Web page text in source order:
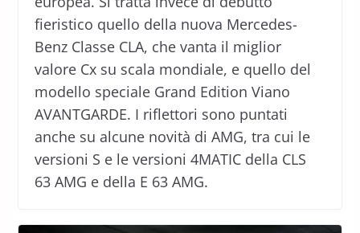
fieristico quello della nuova Mercedes-
Benz Classe CLA, che vanta il miglior
valore Cx su scala mondiale, e quello del
modello speciale Grand Edition Viano
AVANTGARDE. I riflettori sono puntati
anche su alcune novità di AMG, tra cui le
versioni S e le versioni 4MATIC della CLS
63 AMG e della E 63 AMG.